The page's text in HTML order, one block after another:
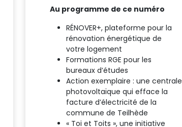
Au programme de ce numéro
RÉNOVER+, plateforme pour la
rénovation énergétique de
votre logement
Formations RGE pour les
bureaux d’études
Action exemplaire : une centrale
photovoltaïque qui efface la
facture d’électricité de la
commune de Teilhède
« Toi et Toits », une initiative